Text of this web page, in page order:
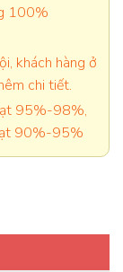
100%
khách hàng ở
chi tiết.
95%-98%,
90%-95%